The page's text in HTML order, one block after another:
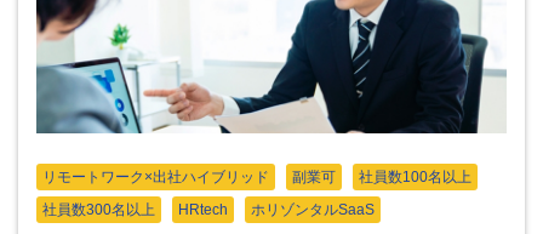
リモートワーク×出社ハイブリッド 副業可
社員数100名以上
社員数300名以上
HRtech ホリゾンタルSaaS